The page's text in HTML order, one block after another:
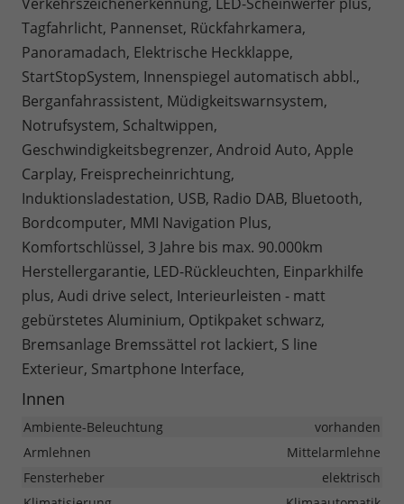
Tagfahrlicht, Pannenset, Rückfahrkamera,
Panoramadach, Elektrische Heckklappe,
StartStopSystem, Innenspiegel automatisch abbl.,
Berganfahrassistent, Müdigkeitswarnsystem,
Notrufsystem, Schaltwippen,
Geschwindigkeitsbegrenzer, Android Auto, Apple
Carplay, Freisprecheinrichtung,
Induktionsladestation, USB, Radio DAB, Bluetooth,
Bordcomputer, MMI Navigation Plus,
Komfortschlüssel, 3 Jahre bis max. 90.000km
Herstellergarantie, LED-Rückleuchten, Einparkhilfe
plus, Audi drive select, Interieurleisten - matt
gebürstetes Aluminium, Optikpaket schwarz,
Bremsanlage Bremssättel rot lackiert, S line
Exterieur, Smartphone Interface,
Innen
Ambiente-Beleuchtung
vorhanden
Armlehnen
Mittelarmlehne
Fensterheber
elektrisch